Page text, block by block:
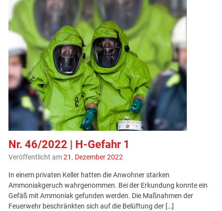
Nr. 46/2022 | H-Gefahr 1
Veröffentlicht am21. Dezember 2022
In einem privaten Keller hatten die Anwohner starken
Ammoniakgeruch wahrgenommen. Bei der Erkundung konnte ein
Gefäß mit Ammoniak gefunden werden. Die Maßnahmen der
Feuerwehr beschränkten sich auf die Belüftung der […]